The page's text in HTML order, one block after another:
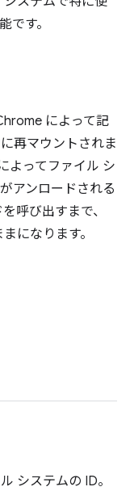
です。
によって記
再マウントされま
よってファイル シ
アンロードされる
呼び出すまで、
になります。
システムの ID。